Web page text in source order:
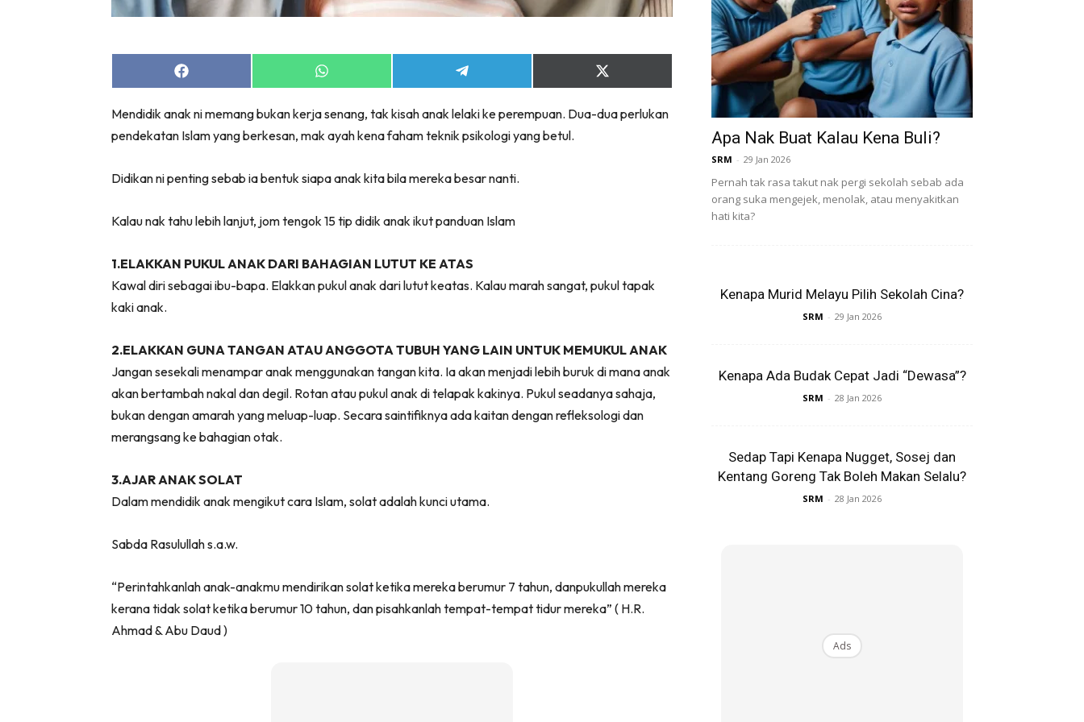
Share
on
Share
on
Share
on
Share
on
(Twitter)
Mendidik anak ni memang bukan kerja senang, tak kisah anak lelaki ke perempuan. Dua-dua perlukan
pendekatan Islam yang berkesan, mak ayah kena faham teknik psikologi yang betul.
Didikan ni penting sebab ia bentuk siapa anak kita bila mereka besar nanti.
Kalau nak tahu lebih lanjut, jom tengok 15 tip didik anak ikut panduan Islam
1.ELAKKAN PUKUL ANAK DARI BAHAGIAN LUTUT KE ATAS
Kawal diri sebagai ibu-bapa. Elakkan pukul anak dari lutut keatas. Kalau marah sangat, pukul tapak
kaki anak.
2.ELAKKAN GUNA TANGAN ATAU ANGGOTA TUBUH YANG LAIN UNTUK MEMUKUL ANAK
Jangan sesekali menampar anak menggunakan tangan kita. Ia akan menjadi lebih buruk di mana anak
akan bertambah nakal dan degil. Rotan atau pukul anak di telapak kakinya. Pukul seadanya sahaja,
bukan dengan amarah yang meluap-luap. Secara saintifiknya ada kaitan dengan refleksologi dan
merangsang ke bahagian otak.
3.AJAR ANAK SOLAT
Dalam mendidik anak mengikut cara Islam, solat adalah kunci utama.
Sabda Rasulullah s.a.w.
“Perintahkanlah anak-anakmu mendirikan solat ketika mereka berumur 7 tahun, danpukullah mereka
kerana tidak solat ketika berumur 10 tahun, dan pisahkanlah tempat-tempat tidur mereka” ( H.R.
Ahmad & Abu Daud )
Apa Nak Buat Kalau Kena Buli?
SRM - 29 Jan 2026
Pernah tak rasa takut nak pergi sekolah sebab ada
orang suka mengejek, menolak, atau menyakitkan
hati kita?
Kenapa Murid Melayu Pilih Sekolah Cina?
SRM - 29 Jan 2026
Kenapa Ada Budak Cepat Jadi “Dewasa”?
SRM - 28 Jan 2026
Sedap Tapi Kenapa Nugget, Sosej dan
Kentang Goreng Tak Boleh Makan Selalu?
SRM - 28 Jan 2026
Ads